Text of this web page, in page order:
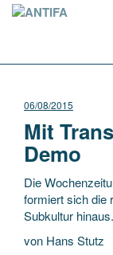
06/08/2015
Mit
Demo
Die
formiert sich die
Subkultur hinaus.
von Hans Stutz